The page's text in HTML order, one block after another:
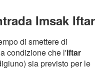
Imsak Iftar
di smettere di
condizione che l'Iftar
sia previsto per le